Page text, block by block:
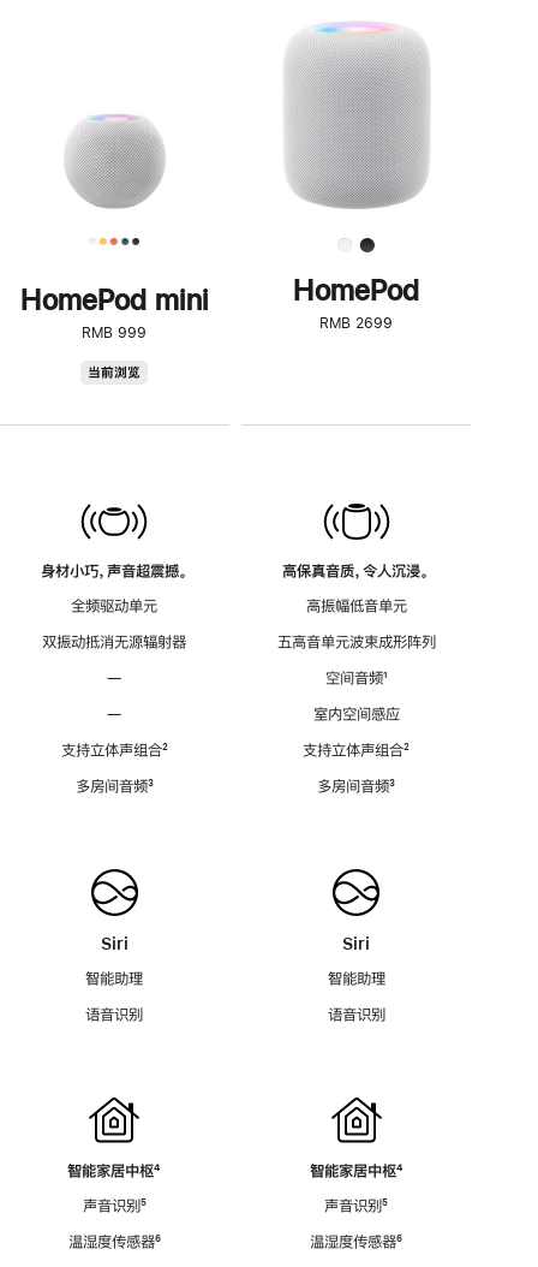
HomePod mini
RMB 999
当前浏览
身材小巧，声音超震撼。
全频驱动单元
双振动抵消无源辐射器
—
—
支持立体声组合脚
²
多房间音频脚
³
Siri
智能助理
语音识别
智能家居中枢脚
⁴
声音识别脚
⁵
温湿度传感器脚
⁶
步
了
解
HomePod<
HomePod
RMB 2699
高保真音质，令人沉浸。
高振幅低音单元
五高音单元波束成形阵列
空间音频脚
¹
室内空间感应
支持立体声组合脚
²
多房间音频脚
³
Siri
智能助理
语音识别
智能家居中枢脚
⁴
声音识别脚
⁵
温湿度传感器脚
⁶